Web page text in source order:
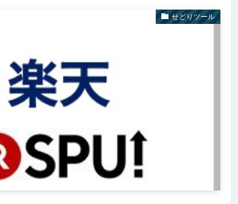
せどりツール